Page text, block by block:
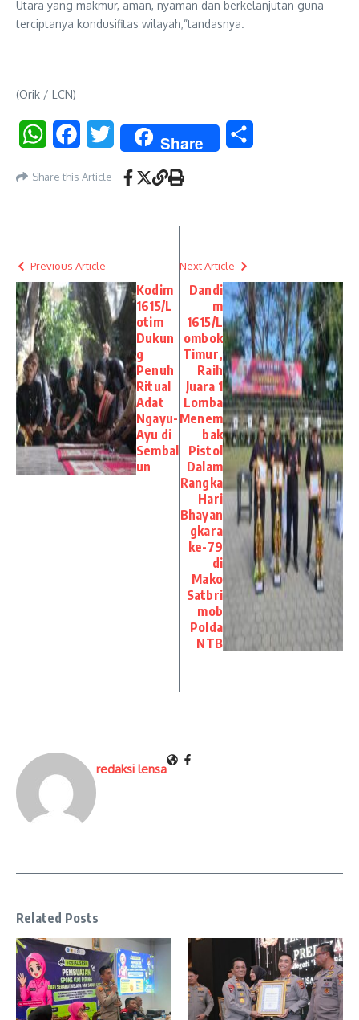
Utara yang makmur, aman, nyaman dan berkelanjutan guna
terciptanya kondusifitas wilayah,”tandasnya.
(Orik / LCN)
WhatsAppFacebookTwitter Share
Share this Article
Previous Article
Kodim
1615/L
otim
Dukun
g
Penuh
Ritual
Adat
Ngayu-
Ayu di
Sembal
un
Next Article
Dandi
m
1615/L
ombok
Timur,
Raih
Juara 1
Lomba
Menem
bak
Pistol
Dalam
Rangka
Hari
Bhayan
gkara
ke-79
di
Mako
Satbri
mob
Polda
NTB
redaksi lensa
Related Posts